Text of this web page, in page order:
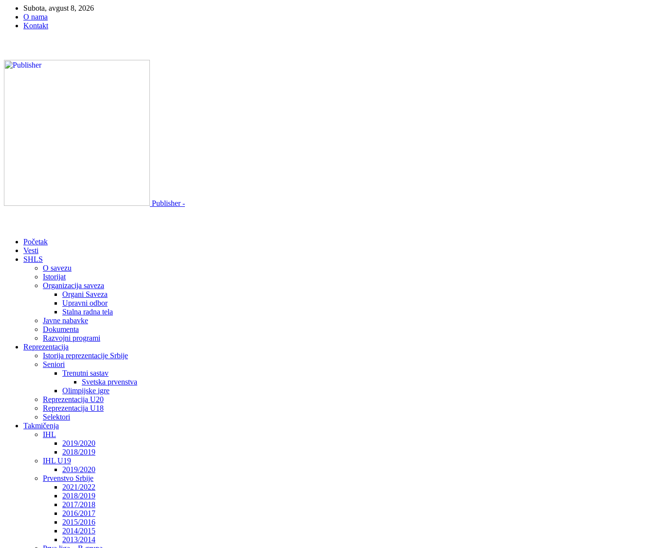
Subota, avgust 8, 2026
O nama
Kontakt
Publisher -
Početak
Vesti
SHLS
O savezu
Istorijat
Organizacija saveza
Organi Saveza
Upravni odbor
Stalna radna tela
Javne nabavke
Dokumenta
Razvojni programi
Reprezentacija
Istorija reprezentacije Srbije
Seniori
Trenutni sastav
Svetska prvenstva
Olimpijske igre
Reprezentacija U20
Reprezentacija U18
Selektori
Takmičenja
IHL
2019/2020
2018/2019
IHL U19
2019/2020
Prvenstvo Srbije
2021/2022
2018/2019
2017/2018
2016/2017
2015/2016
2014/2015
2013/2014